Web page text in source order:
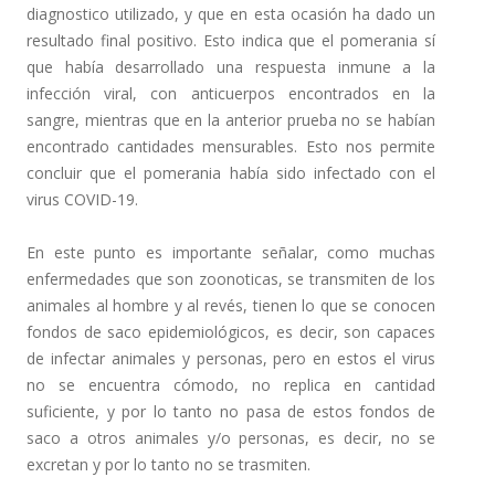
diagnostico utilizado, y que en esta ocasión ha dado un
resultado final positivo. Esto indica que el pomerania sí
que había desarrollado una respuesta inmune a la
infección viral, con anticuerpos encontrados en la
sangre, mientras que en la anterior prueba no se habían
encontrado cantidades mensurables. Esto nos permite
concluir que el pomerania había sido infectado con el
virus COVID-19.
En este punto es importante señalar, como muchas
enfermedades que son zoonoticas, se transmiten de los
animales al hombre y al revés, tienen lo que se conocen
fondos de saco epidemiológicos, es decir, son capaces
de infectar animales y personas, pero en estos el virus
no se encuentra cómodo, no replica en cantidad
suficiente, y por lo tanto no pasa de estos fondos de
saco a otros animales y/o personas, es decir, no se
excretan y por lo tanto no se trasmiten.